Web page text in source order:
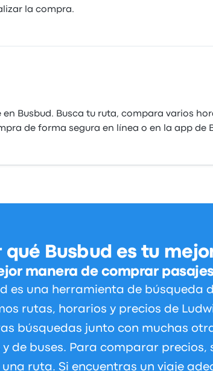
la compra.
Busbud. Busca tu ruta, compara varios
de forma segura en línea o en la app de
qué Busbud es tu
manera de comprar
es una herramienta de búsqueda
rutas, horarios y precios de
búsquedas junto con muchas
y de buses. Para comparar precios,
una ruta. Si encuentras un viaje